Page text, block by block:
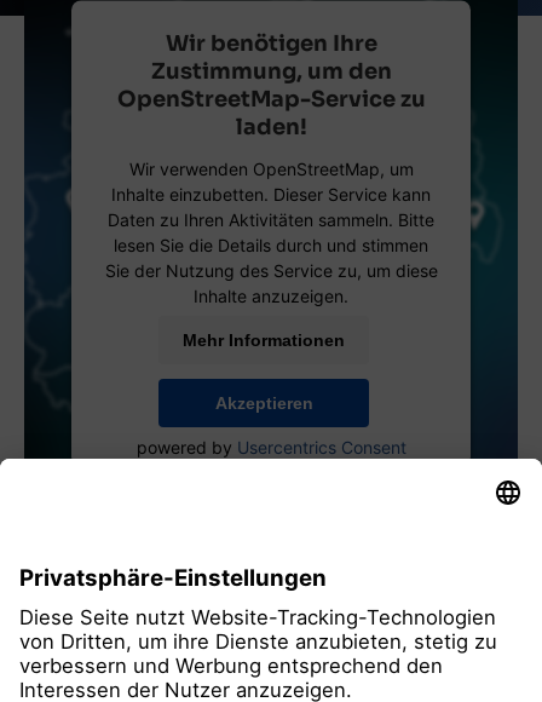
Wir benötigen Ihre
Zustimmung, um den
OpenStreetMap-Service zu
laden!
Wir verwenden OpenStreetMap, um
Inhalte einzubetten. Dieser Service kann
Daten zu Ihren Aktivitäten sammeln. Bitte
lesen Sie die Details durch und stimmen
Sie der Nutzung des Service zu, um diese
Inhalte anzuzeigen.
Mehr Informationen
Akzeptieren
powered by Usercentrics Consent
alle Mitglieder